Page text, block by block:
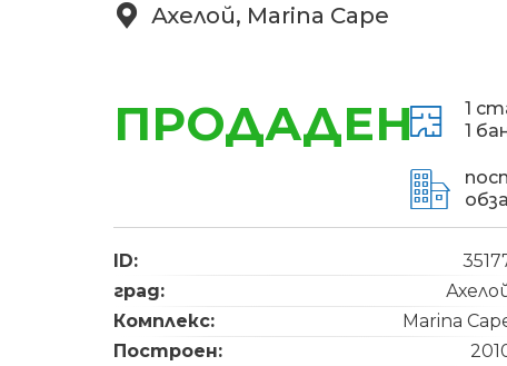
Ахелой, Marina Cape
ПРОДАДЕН 1
1
ID:
град:
Комплекс:
Marina
Построен: